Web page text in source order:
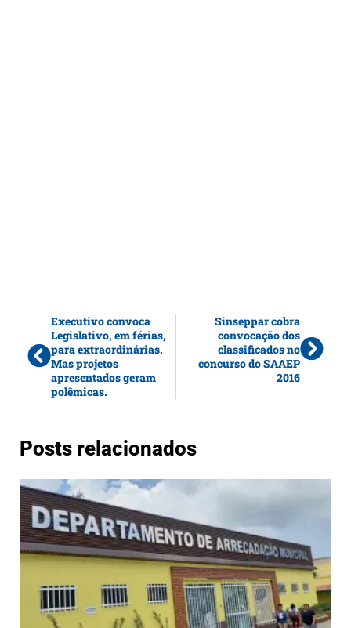
Executivo convoca
Legislativo, em férias,
para extraordinárias.
Mas projetos
apresentados geram
polêmicas.
Sinseppar cobra
convocação dos
classificados no
concurso do SAAEP
2016
Posts relacionados